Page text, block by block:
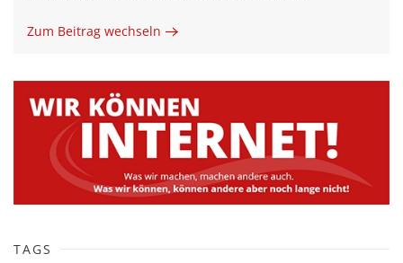
Zum Beitrag wechseln
TAGS